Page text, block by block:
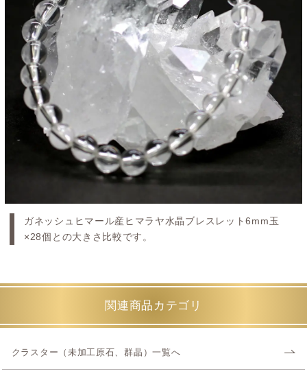
ガネッシュヒマール産ヒマラヤ水晶ブレスレット6mm玉
×28個との大きさ比較です。
関連商品カテゴリ
クラスター（未加工原石、群晶）一覧へ